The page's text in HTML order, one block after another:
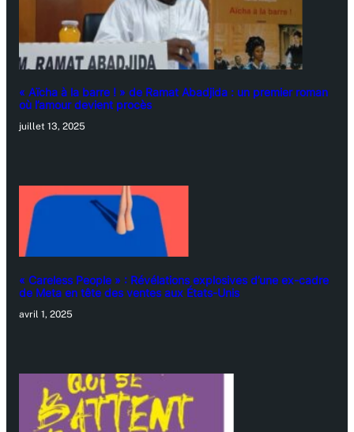
« Aïcha à la barre ! » de Ramat Abadjida : un premier roman
où l’amour devient procès
juillet 13, 2025
« Careless People » : Révélations explosives d’une ex-cadre
de Meta en tête des ventes aux États-Unis
avril 1, 2025